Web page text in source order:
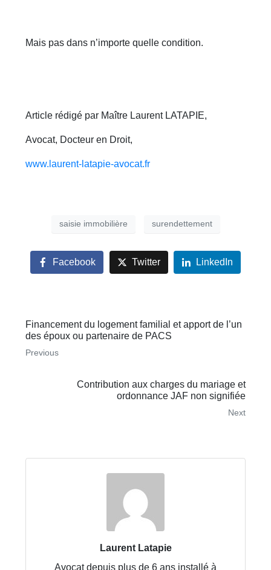
Mais pas dans n’importe quelle condition.
Article rédigé par Maître Laurent LATAPIE,
Avocat, Docteur en Droit,
www.laurent-latapie-avocat.fr
saisie immobilière surendettement
Facebook Twitter LinkedIn
Financement du logement familial et apport de l’un
des époux ou partenaire de PACS
Previous
Contribution aux charges du mariage et
ordonnance JAF non signifiée
Next
Laurent Latapie
Avocat depuis plus de 6 ans installé à